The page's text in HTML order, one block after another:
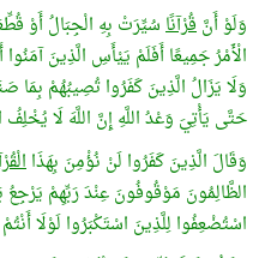
وَلَوْ أَنَّقُرْآنًاسُيِّرَتْ بِهِ الْجِبَالُ أَوْ
الْأَمْرُ جَمِيعًا أَفَلَمْ يَيْأَسِ الَّذِينَ
وَلَا يَزَالُ الَّذِينَ كَفَرُوا تُصِيبُهُمْ بِمَا
حَتَّى يَأْتِيَ وَعْدُ اللَّهِ إِنَّ اللَّهَ لَا يُخْلِفُ
وَقَالَ الَّذِينَ كَفَرُوا لَنْ نُؤْمِنَ بِهَذَا
الظَّالِمُونَ مَوْقُوفُونَ عِنْدَ رَبِّهِمْ
اسْتُضْعِفُوا لِلَّذِينَ اسْتَكْبَرُوا لَوْلَا